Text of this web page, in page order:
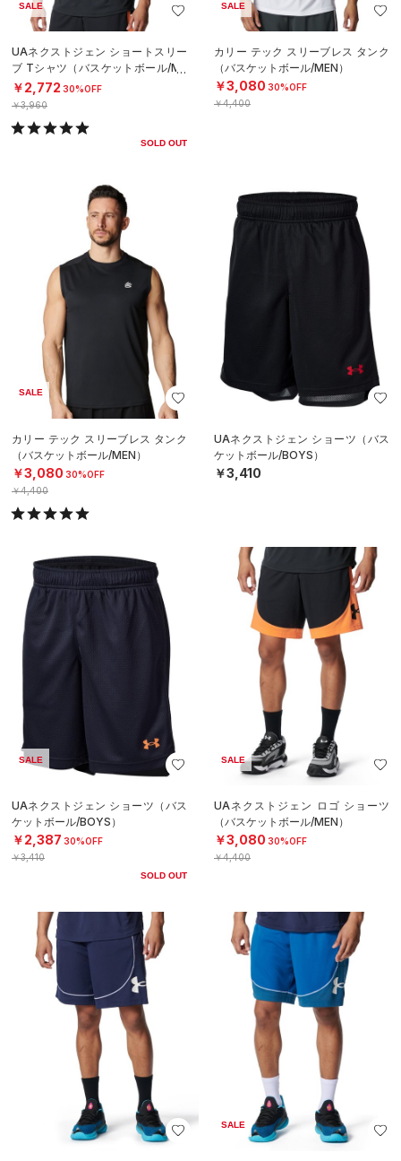
SALE
UAネクストジェン ショートスリー
ブ Tシャツ（バスケットボール/ME
N）
￥2,772 30%OFF
￥3,960
SOLD OUT
SALE
カリー テック スリーブレス タンク
（バスケットボール/MEN）
￥3,080 30%OFF
￥4,400
SALE
カリー テック スリーブレス タンク
（バスケットボール/MEN）
￥3,080 30%OFF
￥4,400
UAネクストジェン ショーツ（バス
ケットボール/BOYS）
￥3,410
SALE
UAネクストジェン ショーツ（バス
ケットボール/BOYS）
￥2,387 30%OFF
￥3,410
SOLD OUT
SALE
UAネクストジェン ロゴ ショーツ
（バスケットボール/MEN）
￥3,080 30%OFF
￥4,400
SALE